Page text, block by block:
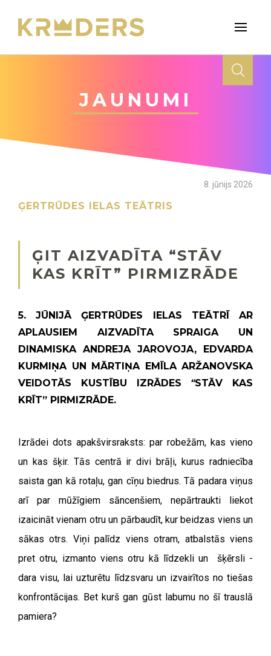
JAUNUMI
8. jūnijs 2026
ĢERTRŪDES IELAS TEĀTRIS
ĢIT AIZVADĪTA “STĀV
KAS KRĪT” PIRMIZRĀDE
5. JŪNIJĀ ĢERTRŪDES IELAS TEĀTRĪ AR
APLAUSIEM AIZVADĪTA SPRAIGA UN
DINAMISKA ANDREJA JAROVOJA, EDVARDA
KURMIŅA UN MĀRTIŅA EMĪLA ARŽANOVSKA
VEIDOTĀS KUSTĪBU IZRĀDES “STĀV KAS
KRĪT” PIRMIZRĀDE.
Izrādei dots apakšvirsraksts: par robežām, kas vieno
un kas šķir. Tās centrā ir divi brāļi, kurus radniecība
saista gan kā rotaļu, gan cīņu biedrus. Tā padara viņus
arī par mūžīgiem sāncenšiem, nepārtraukti liekot
izaicināt vienam otru un pārbaudīt, kur beidzas viens un
sākas otrs. Viņi palīdz viens otram, atbalstās viens
pret otru, izmanto viens otru kā līdzekli un šķērsli -
dara visu, lai uzturētu līdzsvaru un izvairītos no tiešas
konfrontācijas. Bet kurš gan gūst labumu no šī trauslā
pamiera?